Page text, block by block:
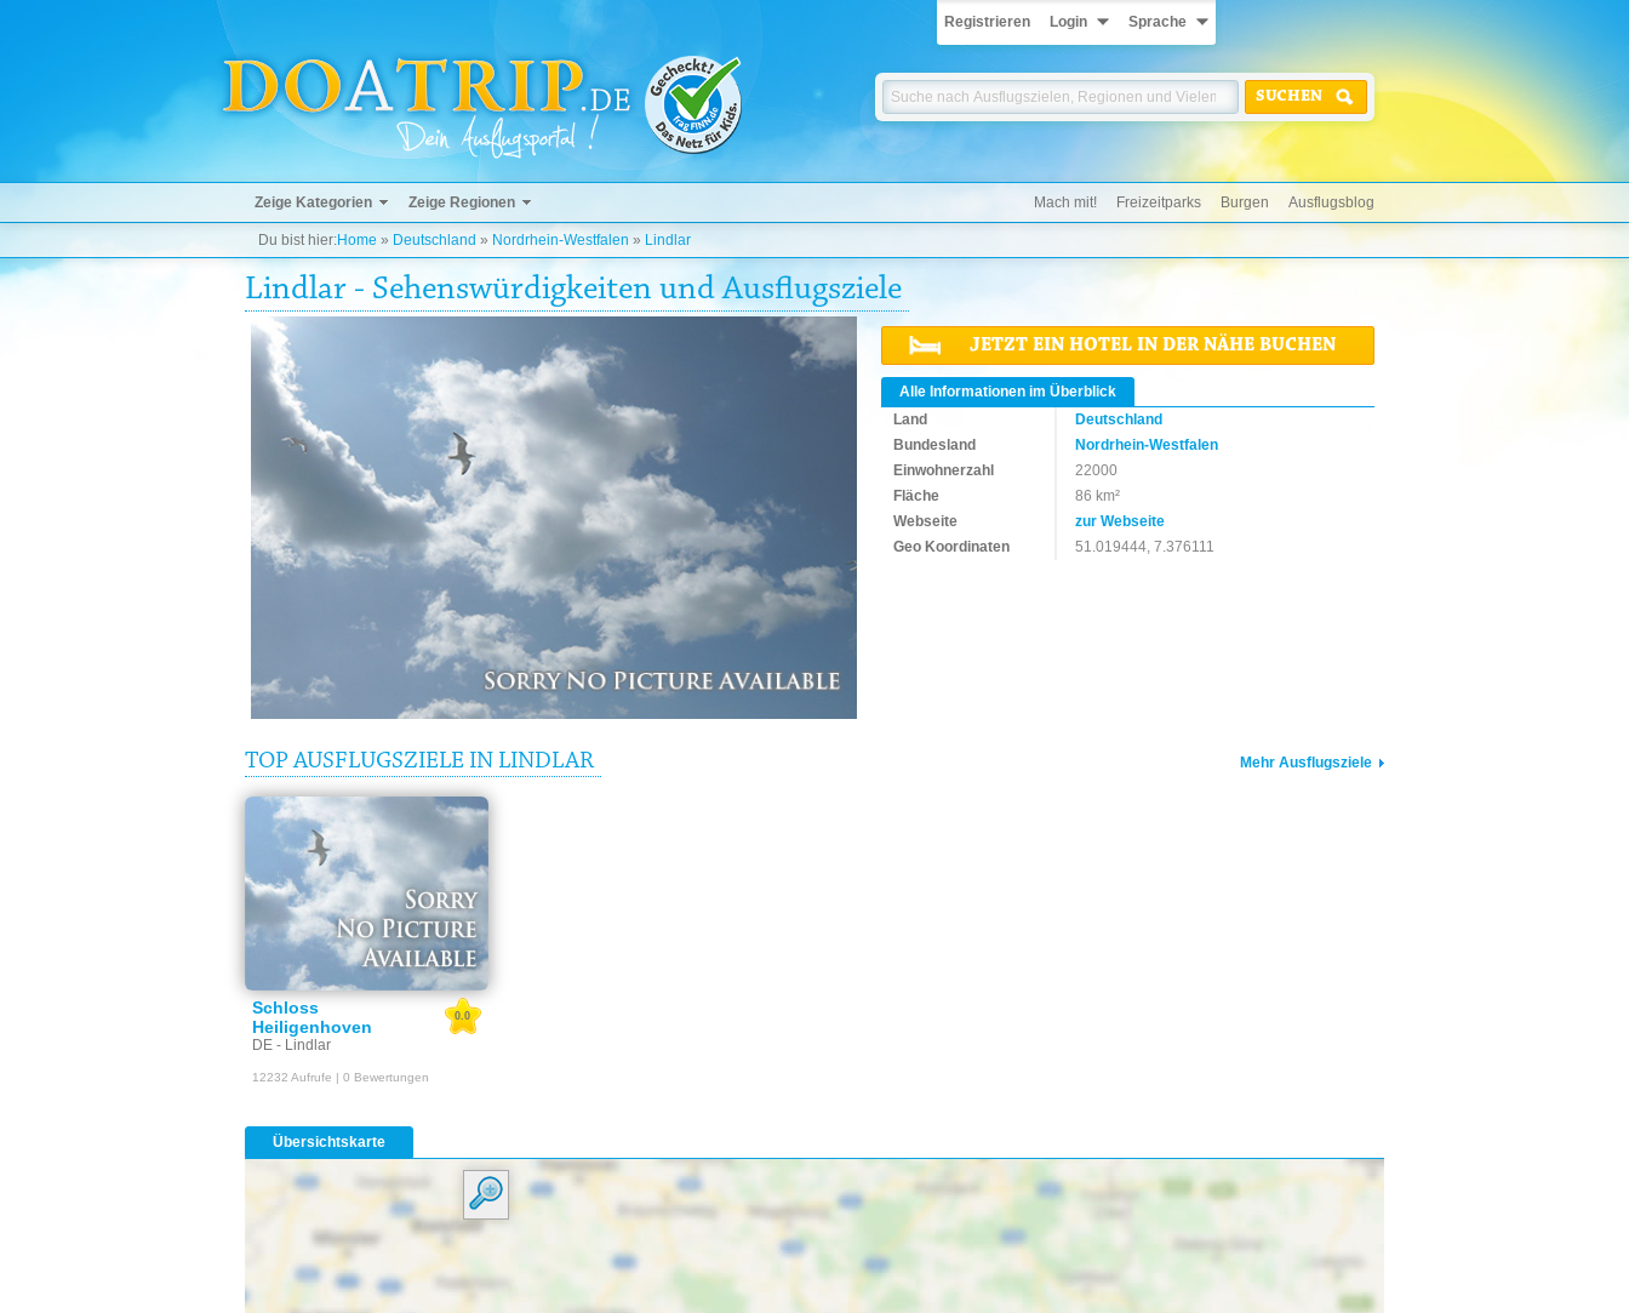
Registrieren Login Sprache
SUCHEN
Zeige Kategorien Zeige Regionen Mach mit! Freizeitparks Burgen Ausflugsblog
Du bist hier:Home » Deutschland » Nordrhein-Westfalen » Lindlar
Lindlar - Sehenswürdigkeiten und Ausflugsziele
JETZT EIN HOTEL IN DER NÄHE BUCHEN
Alle Informationen im Überblick
Land
Deutschland
Bundesland
Nordrhein-Westfalen
Einwohnerzahl
22000
Fläche
86 km²
Webseite
zur Webseite
Geo Koordinaten
51.019444, 7.376111
TOP AUSFLUGSZIELE IN LINDLAR Mehr Ausflugsziele
Schloss
Heiligenhoven
DE - Lindlar
0.0
12232 Aufrufe | 0 Bewertungen
Übersichtskarte